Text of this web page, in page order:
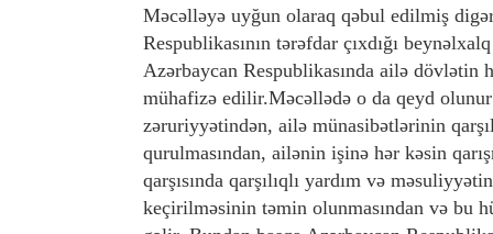
Məcəlləyə uyğun olaraq qəbul edilmiş
Respublikasının tərəfdar çıxdığı
Azərbaycan Respublikasında ailə dövlətin
mühafizə edilir.Məcəllədə o da qeyd
zəruriyyətindən, ailə münasibətlərinin
qurulmasından, ailənin işinə hər kəsin
qarşısında qarşılıqlı yardım və
keçirilməsinin təmin olunmasından və bu